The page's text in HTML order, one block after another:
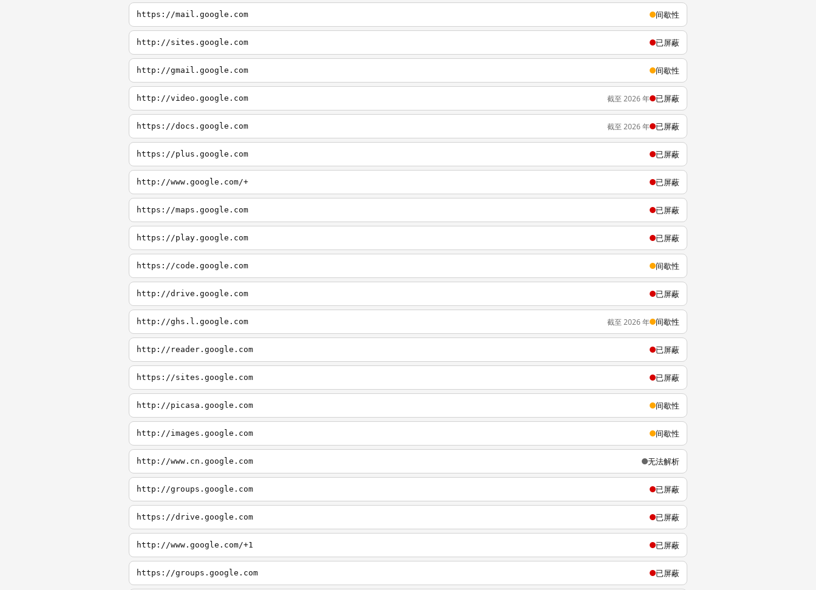
https://mail.google.com 间歇性
http://sites.google.com 已屏蔽
http://gmail.google.com 间歇性
http://video.google.com 截至 2026 年 已屏蔽
https://docs.google.com 截至 2026 年 已屏蔽
https://plus.google.com 已屏蔽
http://www.google.com/+ 已屏蔽
https://maps.google.com 已屏蔽
https://play.google.com 已屏蔽
https://code.google.com 间歇性
http://drive.google.com 已屏蔽
http://ghs.l.google.com 截至 2026 年 间歇性
http://reader.google.com 已屏蔽
https://sites.google.com 已屏蔽
http://picasa.google.com 间歇性
http://images.google.com 间歇性
http://www.cn.google.com 无法解析
http://groups.google.com 已屏蔽
https://drive.google.com 已屏蔽
http://www.google.com/+1 已屏蔽
https://groups.google.com 已屏蔽